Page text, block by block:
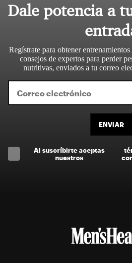
Dale potencia a
Regístrate para obtener
consejos de expertos para perder
nutritivas, enviados a tu correo
ENVIAR
Al suscríbirte aceptas
nuestros